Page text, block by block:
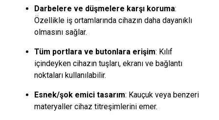
Darbelere ve düşmelere karşı koruma:
Özellikle iş ortamlarında cihazın daha dayanıklı
olmasını sağlar.
Tüm portlara ve butonlara erişim: Kılıf
içindeyken cihazın tuşları, ekranı ve bağlantı
noktaları kullanılabilir.
Esnek/şok emici tasarım: Kauçuk veya benzeri
materyaller cihaz titreşimlerini emer.